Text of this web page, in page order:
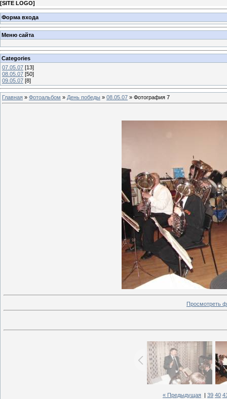
[SITE LOGO]
Форма входа
Меню сайта
Categories
07.05.07 [13]
08.05.07 [50]
09.05.07 [8]
Главная » Фотоальбом » День победы » 08.05.07 » Фотография 7
Просмотреть
« Предыдущая 39 40